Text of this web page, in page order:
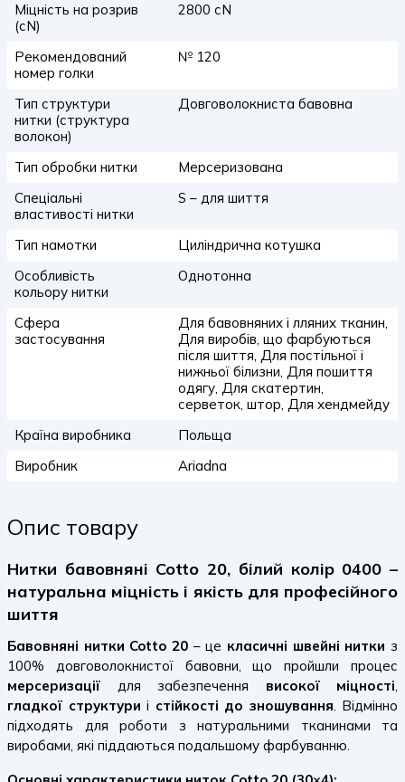
Міцність на розрив
(сN)
2800 сN
Рекомендований
номер голки
№ 120
Тип структури
нитки (структура
волокон)
Довговолокниста бавовна
Тип обробки нитки
Мерсеризована
Спеціальні
властивості нитки
S – для шиття
Тип намотки
Циліндрична котушка
Особливість
кольору нитки
Однотонна
Сфера
застосування
Для бавовняних і лляних тканин,
Для виробів, що фарбуються
після шиття, Для постільної і
нижньої білизни, Для пошиття
одягу, Для скатертин,
серветок, штор, Для хендмейду
Країна виробника
Польща
Виробник
Ariadna
Опис товару
Нитки бавовняні Cotto 20, білий колір 0400 –
натуральна міцність і якість для професійного
шиття
Бавовняні нитки Cotto 20 – це класичні швейні нитки з
100% довговолокнистої бавовни, що пройшли процес
мерсеризації для забезпечення високої міцності,
гладкої структури і стійкості до зношування. Відмінно
підходять для роботи з натуральними тканинами та
виробами, які піддаються подальшому фарбуванню.